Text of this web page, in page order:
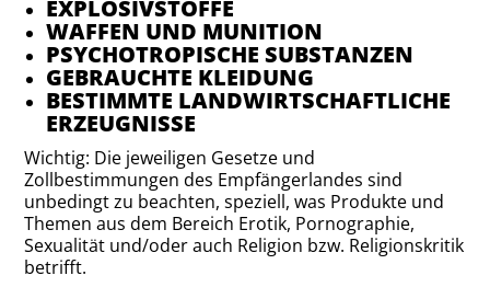
EXPLOSIVSTOFFE
WAFFEN UND MUNITION
PSYCHOTROPISCHE SUBSTANZEN
GEBRAUCHTE KLEIDUNG
BESTIMMTE LANDWIRTSCHAFTLICHE
ERZEUGNISSE
Wichtig: Die jeweiligen Gesetze und
Zollbestimmungen des Empfängerlandes sind
unbedingt zu beachten, speziell, was Produkte und
Themen aus dem Bereich Erotik, Pornographie,
Sexualität und/oder auch Religion bzw. Religionskritik
betrifft.